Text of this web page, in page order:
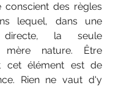
conscient des règles
lequel, dans une
directe, la seule
mère nature. Être
cet élément est de
Rien ne vaut d'y